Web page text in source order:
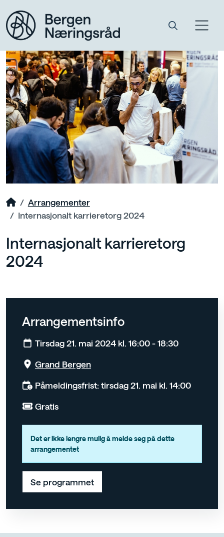
Arrangementer
Internasjonalt karrieretorg 2024
Internasjonalt karrieretorg
2024
Arrangementsinfo
Tirsdag 21. mai 2024 kl. 16:00 - 18:30
Grand Bergen
Påmeldingsfrist: tirsdag 21. mai kl. 14:00
Gratis
Det er ikke lengre mulig å melde seg på dette
arrangementet
Se programmet